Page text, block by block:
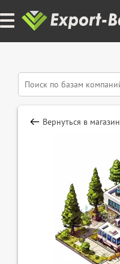
Вернуться в магазин